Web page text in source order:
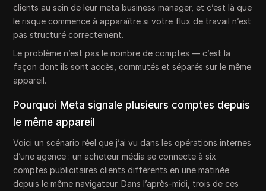
clients au sein de leur meta business manager, et c’est là que
le risque commence à apparaître si votre flux de travail n’est
pas structuré correctement.
Le problème n’est pas le nombre de comptes — c’est la
façon dont ils sont accès, commutés et séparés sur le même
appareil.
Pourquoi Meta signale plusieurs comptes depuis
le même appareil
Voici un scénario réel que j’ai vu dans les opérations internes
d’une agence : un acheteur média se connecte à six
comptes publicitaires clients différents en une matinée
depuis le même navigateur. Dans l’après-midi, trois de ces